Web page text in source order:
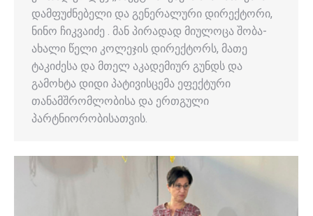
დამფუძნებელი და გენერალური დირექტორი,
ნინო ჩიკვაიძე . მან პირადად მიულოცა შობა-
ახალი წელი კოლეჯის დირექტორს, მათე
ტაკიძესა და მთელ აკადემიურ გუნდს და
გამოხტა დიდი პატივისცემა ეფექტური
თანამშრომლობისა და ერთგული
პარტნიორობისათვის.